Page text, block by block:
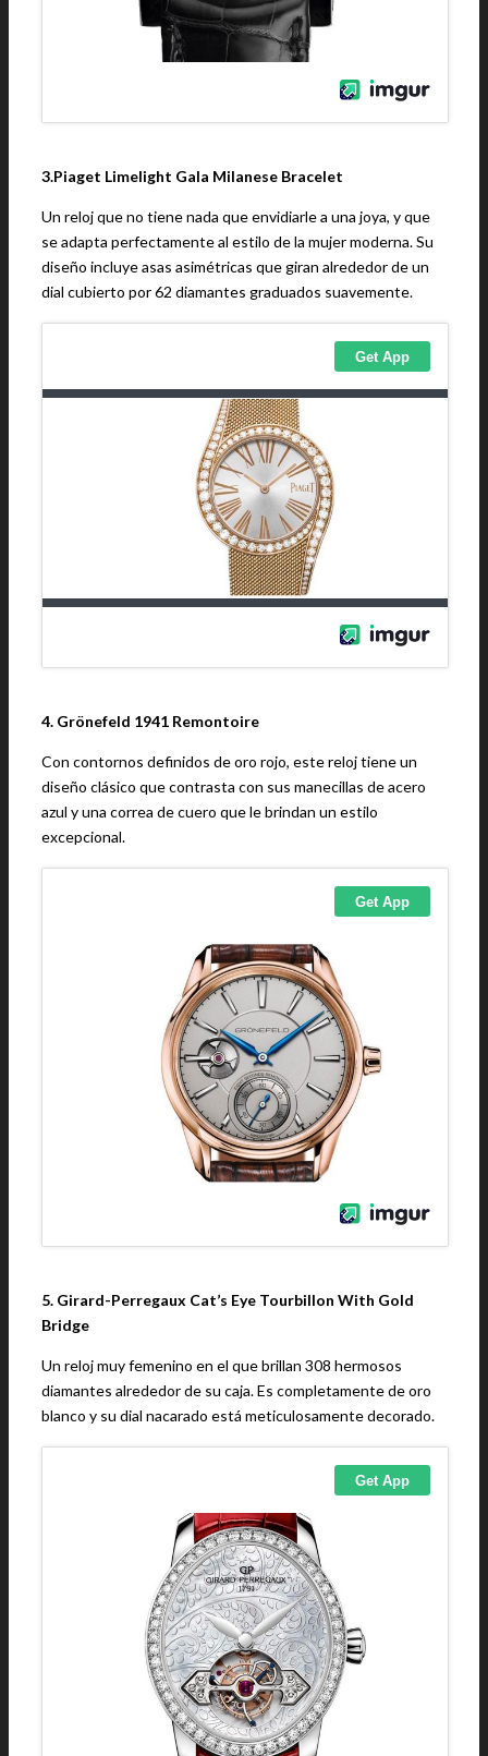
3.Piaget Limelight Gala Milanese Bracelet
Un reloj que no tiene nada que envidiarle a una joya, y que
se adapta perfectamente al estilo de la mujer moderna. Su
diseño incluye asas asimétricas que giran alrededor de un
dial cubierto por 62 diamantes graduados suavemente.
4. Grönefeld 1941 Remontoire
Con contornos definidos de oro rojo, este reloj tiene un
diseño clásico que contrasta con sus manecillas de acero
azul y una correa de cuero que le brindan un estilo
excepcional.
5. Girard-Perregaux Cat’s Eye Tourbillon With Gold
Bridge
Un reloj muy femenino en el que brillan 308 hermosos
diamantes alrededor de su caja. Es completamente de oro
blanco y su dial nacarado está meticulosamente decorado.